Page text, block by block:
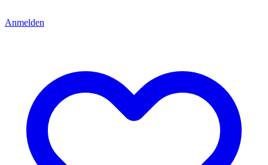
Anmelden